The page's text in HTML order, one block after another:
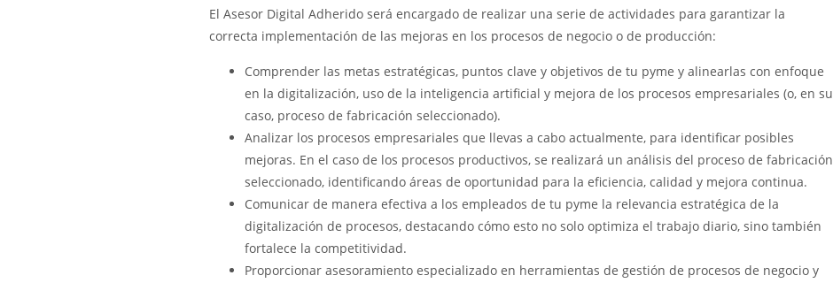
El Asesor Digital Adherido será encargado de realizar una serie de actividades para garantizar la
correcta implementación de las mejoras en los procesos de negocio o de producción:
Comprender las metas estratégicas, puntos clave y objetivos de tu pyme y alinearlas con enfoque
en la digitalización, uso de la inteligencia artificial y mejora de los procesos empresariales (o, en su
caso, proceso de fabricación seleccionado).
Analizar los procesos empresariales que llevas a cabo actualmente, para identificar posibles
mejoras. En el caso de los procesos productivos, se realizará un análisis del proceso de fabricación
seleccionado, identificando áreas de oportunidad para la eficiencia, calidad y mejora continua.
Comunicar de manera efectiva a los empleados de tu pyme la relevancia estratégica de la
digitalización de procesos, destacando cómo esto no solo optimiza el trabajo diario, sino también
fortalece la competitividad.
Proporcionar asesoramiento especializado en herramientas de gestión de procesos de negocio y